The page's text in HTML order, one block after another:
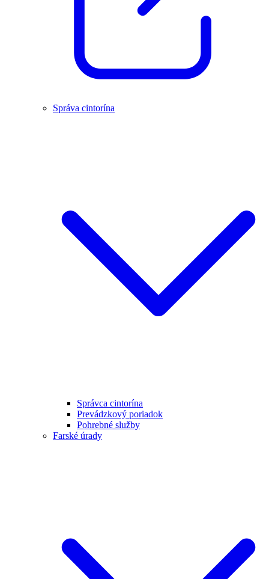
Správa cintorína
Správca cintorína
Prevádzkový poriadok
Pohrebné služby
Farské úrady